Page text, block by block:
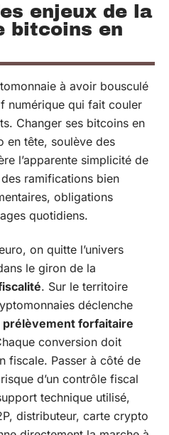
enjeux de la
bitcoins en
à avoir bousculé
numérique qui fait couler
Changer ses bitcoins en
en tête, soulève des
l’apparente simplicité de
ramifications bien
obligations
quotidiens.
on quitte l’univers
le giron de la
. Sur le territoire
déclenche
prélèvement forfaitaire
conversion doit
fiscale. Passer à côté de
d’un contrôle fiscal
technique utilisé,
distributeur, carte crypto